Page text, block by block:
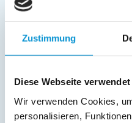
Zustimmung
Diese Webseite
Wir verwenden Cookies,
personalisieren,
Fernseher
SAT/Kabel-TV
Außenanlage:
Parkplatz